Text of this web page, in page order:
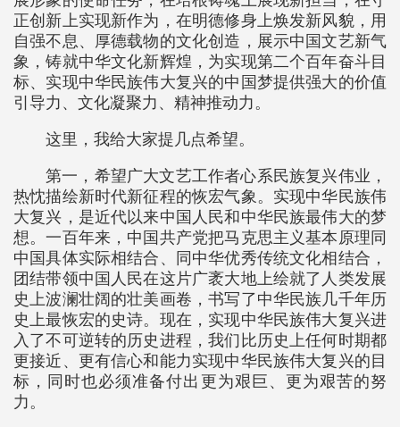
正创新上实现新作为，在明德修身上焕发新风貌，用
自强不息、厚德载物的文化创造，展示中国文艺新气
象，铸就中华文化新辉煌，为实现第二个百年奋斗目
标、实现中华民族伟大复兴的中国梦提供强大的价值
引导力、文化凝聚力、精神推动力。
这里，我给大家提几点希望。
第一，希望广大文艺工作者心系民族复兴伟业，
热忱描绘新时代新征程的恢宏气象。实现中华民族伟
大复兴，是近代以来中国人民和中华民族最伟大的梦
想。一百年来，中国共产党把马克思主义基本原理同
中国具体实际相结合、同中华优秀传统文化相结合，
团结带领中国人民在这片广袤大地上绘就了人类发展
史上波澜壮阔的壮美画卷，书写了中华民族几千年历
史上最恢宏的史诗。现在，实现中华民族伟大复兴进
入了不可逆转的历史进程，我们比历史上任何时期都
更接近、更有信心和能力实现中华民族伟大复兴的目
标，同时也必须准备付出更为艰巨、更为艰苦的努
力。